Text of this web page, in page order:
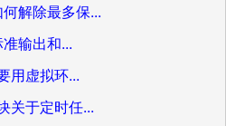
解除最多保...
输出和...
用虚拟环...
关于定时任...